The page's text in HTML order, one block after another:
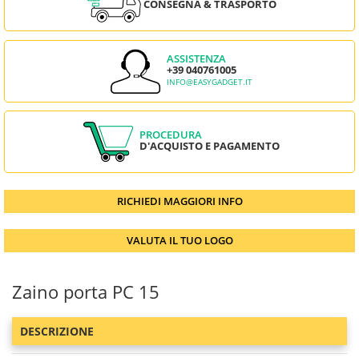
CONSEGNA & TRASPORTO
ASSISTENZA
+39 040761005
INFO@EASYGADGET.IT
PROCEDURA
D'ACQUISTO E PAGAMENTO
RICHIEDI MAGGIORI INFO
VALUTA IL TUO LOGO
Zaino porta PC 15
DESCRIZIONE